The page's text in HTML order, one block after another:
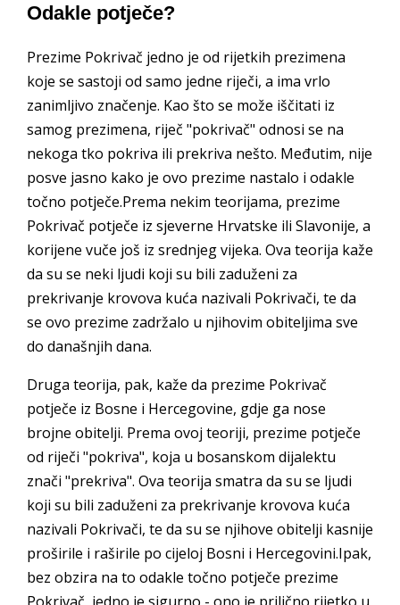
Odakle potječe?
Prezime Pokrivač jedno je od rijetkih prezimena
koje se sastoji od samo jedne riječi, a ima vrlo
zanimljivo značenje. Kao što se može iščitati iz
samog prezimena, riječ "pokrivač" odnosi se na
nekoga tko pokriva ili prekriva nešto. Međutim, nije
posve jasno kako je ovo prezime nastalo i odakle
točno potječe.Prema nekim teorijama, prezime
Pokrivač potječe iz sjeverne Hrvatske ili Slavonije, a
korijene vuče još iz srednjeg vijeka. Ova teorija kaže
da su se neki ljudi koji su bili zaduženi za
prekrivanje krovova kuća nazivali Pokrivači, te da
se ovo prezime zadržalo u njihovim obiteljima sve
do današnjih dana.
Druga teorija, pak, kaže da prezime Pokrivač
potječe iz Bosne i Hercegovine, gdje ga nose
brojne obitelji. Prema ovoj teoriji, prezime potječe
od riječi "pokriva", koja u bosanskom dijalektu
znači "prekriva". Ova teorija smatra da su se ljudi
koji su bili zaduženi za prekrivanje krovova kuća
nazivali Pokrivači, te da su se njihove obitelji kasnije
proširile i raširile po cijeloj Bosni i Hercegovini.Ipak,
bez obzira na to odakle točno potječe prezime